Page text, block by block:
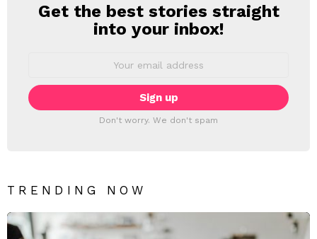
NEWSLETTER
Get the best stories straight
into your inbox!
Don't worry. We don't spam
TRENDING NOW